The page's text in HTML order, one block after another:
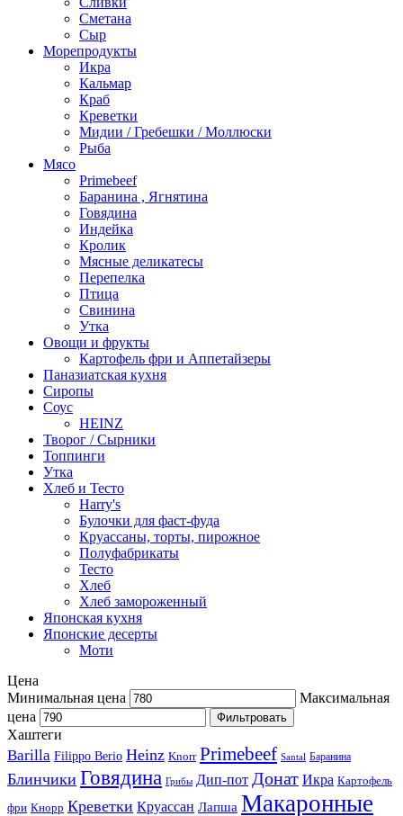
Сметана
Сыр
Морепродукты
Икра
Кальмар
Краб
Креветки
Мидии / Гребешки / Моллюски
Рыба
Мясо
Primebeef
Баранина , Ягнятина
Говядина
Индейка
Кролик
Мясные деликатесы
Перепелка
Птица
Свинина
Утка
Овощи и фрукты
Картофель фри и Аппетайзеры
Паназиатская кухня​
Сиропы
Соус
HEINZ
Творог / Сырники
Топпинги
Утка
Хлеб и Тесто
Harry's
Булочки для фаст-фуда
Круассаны, торты, пирожное
Полуфабрикаты
Тесто
Хлеб
Хлеб замороженный
Японская кухня
Японские десерты
Моти
Цена
Минимальная цена
Максимальная
цена
Фильтровать
Хаштеги
Barilla Filippo Berio Heinz Knorr Primebeef Santal Баранина
Блинчики Говядина Грибы Дип-пот Донат Икра Картофель
фри Кнорр Креветки Круассан Лапша Макаронные